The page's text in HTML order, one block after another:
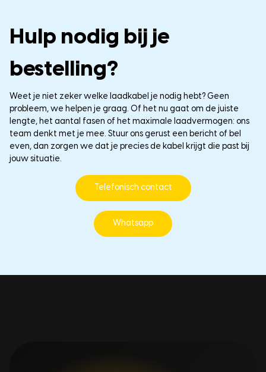
Hulp nodig bij je
bestelling?
Weet je niet zeker welke laadkabel je nodig hebt? Geen
probleem, we helpen je graag. Of het nu gaat om de juiste
lengte, het aantal fasen of het maximale laadvermogen: ons
team denkt met je mee. Stuur ons gerust een bericht of bel
even, dan zorgen we dat je precies de kabel krijgt die past bij
jouw situatie.
Telefonisch contact
Whatsapp